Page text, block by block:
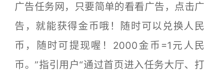
广告任务网，只要简单的看看广告，点击广
告，就能获得金币哦！随时可以兑换人民
币，随时可提现喔！2000金币=1元人民
币。”指引用户“通过首页进入任务大厅、打